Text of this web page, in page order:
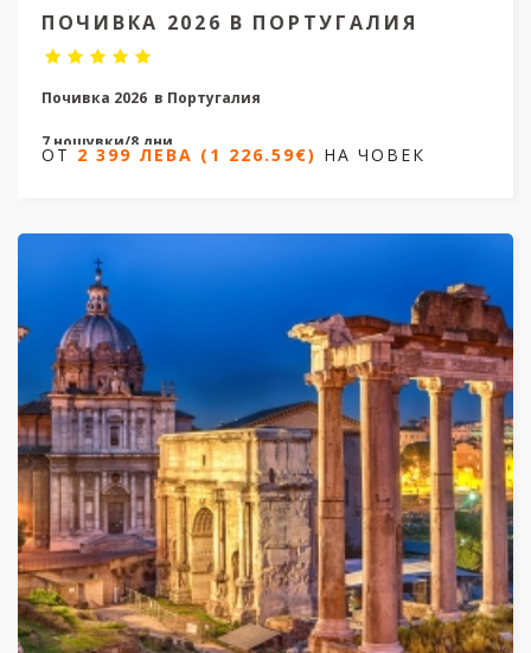
ПОЧИВКА 2026 В ПОРТУГАЛИЯ
Почивка 2026 в Португалия
7 нощувки/8 дни
ОТ 2 399 ЛЕВА (1 226.59€) НА ЧОВЕК